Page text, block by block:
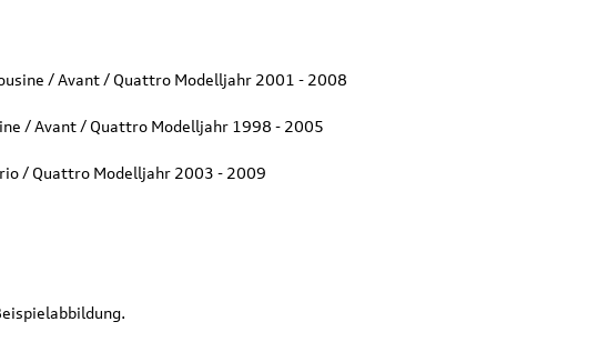
/ Avant / Quattro Modelljahr 2001 - 2008
/ Avant / Quattro Modelljahr 1998 - 2005
/ Quattro Modelljahr 2003 - 2009